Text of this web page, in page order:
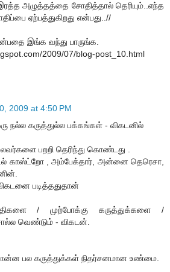
அழுத்தத்தை சோதித்தால் தெரியும்..எந்த
ஏற்பத்துகிறது என்பது..//
இங்க வந்து பாருங்க.
2009/07/blog-post_10.html
2009 at 4:50 PM
நல்ல கருத்துல்ல பக்கங்கள் - விகடனில்
பறறி தெரிந்து கொண்டது .
காஸ்ட்றோ , அம்பேக்தார், அன்னை தெரெசா,
படித்ததுதான்
/ முற்போக்கு கருத்துக்களை /
வெண்டும் - விகடன்.
பல கருத்துக்கள் நிதர்சனமான உண்மை.